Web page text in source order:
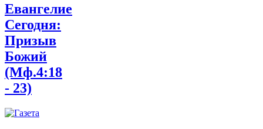
Евангелие
Сегодня:
Призыв
Божий
(Мф.4:18
- 23)